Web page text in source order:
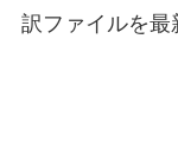
訳ファイルを最